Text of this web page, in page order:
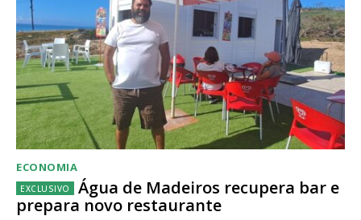
ECONOMIA
Água de Madeiros recupera bar e
prepara novo restaurante